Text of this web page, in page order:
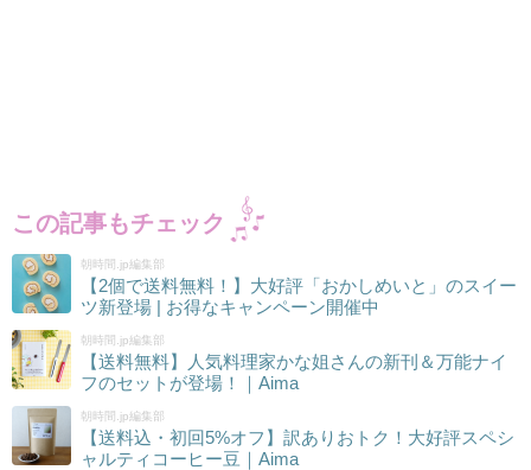
この記事もチェック
朝時間.jp編集部
【2個で送料無料！】大好評「おかしめいと」のスイー
ツ新登場 | お得なキャンペーン開催中
朝時間.jp編集部
【送料無料】人気料理家かな姐さんの新刊＆万能ナイ
フのセットが登場！｜Aima
朝時間.jp編集部
【送料込・初回5%オフ】訳ありおトク！大好評スペシ
ャルティコーヒー豆｜Aima